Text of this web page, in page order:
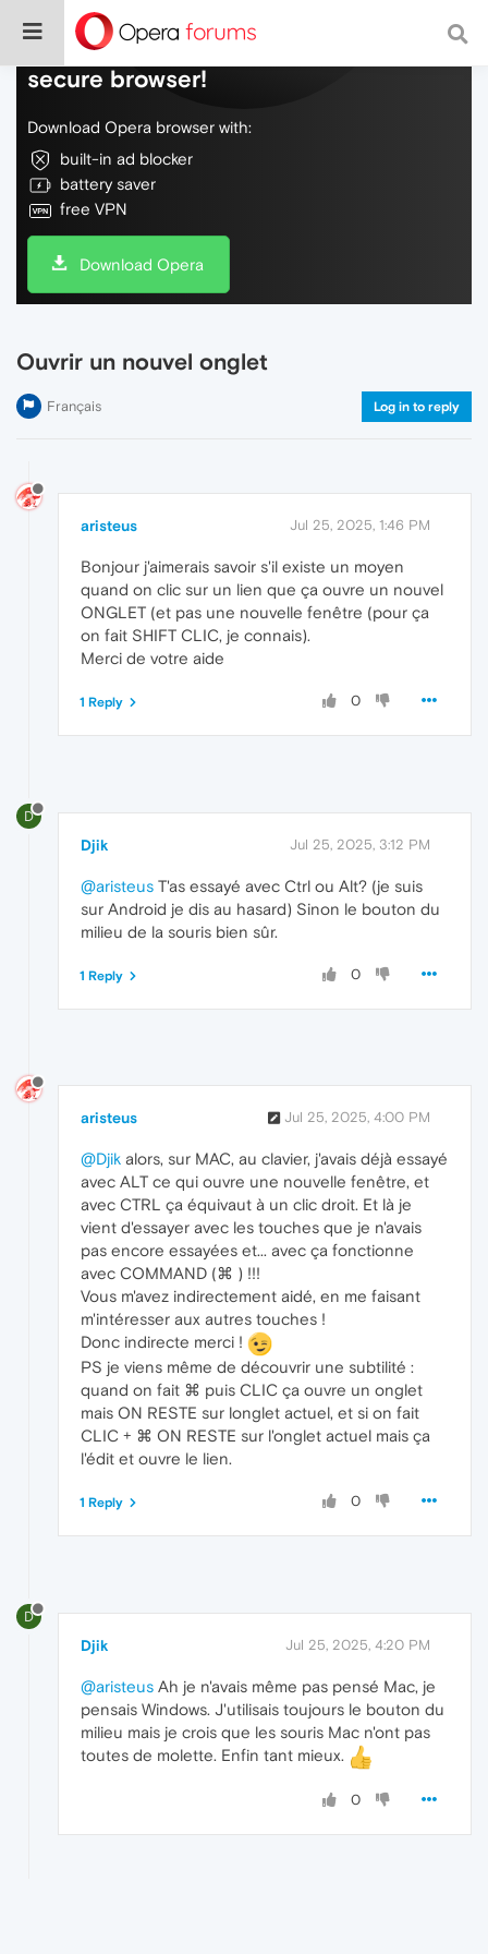
Do more on the web, with a fast and
secure browser!
Download Opera browser with:
built-in ad blocker
battery saver
free VPN
Download Opera
Ouvrir un nouvel onglet
Français Log in to reply
aristeus Jul 25, 2025, 1:46 PM
Bonjour j'aimerais savoir s'il existe un moyen
quand on clic sur un lien que ça ouvre un nouvel
ONGLET (et pas une nouvelle fenêtre (pour ça
on fait SHIFT CLIC, je connais).
Merci de votre aide
0
1 Reply
D
Djik Jul 25, 2025, 3:12 PM
@aristeus T'as essayé avec Ctrl ou Alt? (je suis
sur Android je dis au hasard) Sinon le bouton du
milieu de la souris bien sûr.
0
1 Reply
aristeus Jul 25, 2025, 4:00 PM
@Djik alors, sur MAC, au clavier, j'avais déjà essayé
avec ALT ce qui ouvre une nouvelle fenêtre, et
avec CTRL ça équivaut à un clic droit. Et là je
vient d'essayer avec les touches que je n'avais
pas encore essayées et... avec ça fonctionne
avec COMMAND (⌘ ) !!!
Vous m'avez indirectement aidé, en me faisant
m'intéresser aux autres touches !
Donc indirecte merci !
PS je viens même de découvrir une subtilité :
quand on fait ⌘ puis CLIC ça ouvre un onglet
mais ON RESTE sur longlet actuel, et si on fait
CLIC + ⌘ ON RESTE sur l'onglet actuel mais ça
l'édit et ouvre le lien.
0
1 Reply
D
Djik Jul 25, 2025, 4:20 PM
@aristeus Ah je n'avais même pas pensé Mac, je
pensais Windows. J'utilisais toujours le bouton du
milieu mais je crois que les souris Mac n'ont pas
toutes de molette. Enfin tant mieux.
0